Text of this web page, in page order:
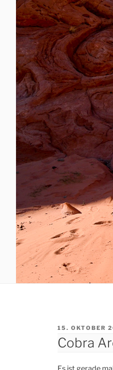
15. OKTOBER
Cobra